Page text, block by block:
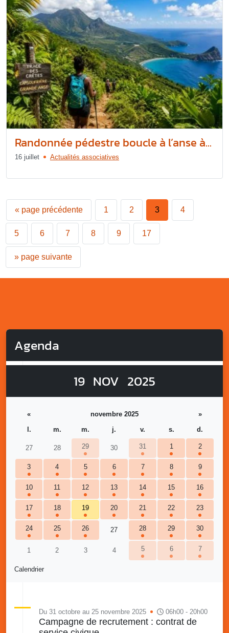
Randonnée pédestre boucle à l’anse à...
16 juillet Actualités associatives
« page précédente 1 2 3 4
5 6 7 8 9 17
» page suivante
Agenda
19 NOV 2025
Calendrier
« novembre 2025
»
l.
m. m. j. v. s. d.
27 28 29 30 31 1 2
3 4 5 6 7 8 9
10 11 12 13 14 15 16
17 18 19 20 21 22 23
24 25 26 27 28 29 30
1 2 3 4 5 6 7
Du 31 octobre au 25 novembre 2025 06h00 - 20h00
Campagne de recrutement : contrat de